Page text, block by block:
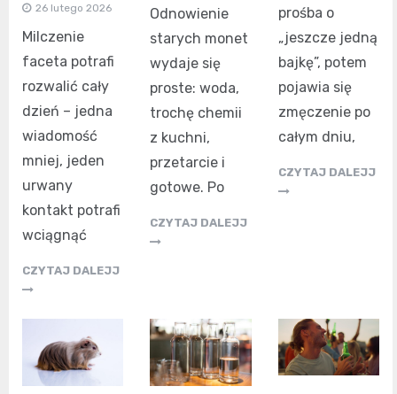
26 lutego 2026
Milczenie
faceta potrafi
rozwalić cały
dzień – jedna
wiadomość
mniej, jeden
urwany
kontakt potrafi
wciągnąć
CZYTAJ DALEJJ
Odnowienie
starych monet
wydaje się
proste: woda,
trochę chemii
z kuchni,
przetarcie i
gotowe. Po
CZYTAJ DALEJJ
prośba o
„jeszcze jedną
bajkę”, potem
pojawia się
zmęczenie po
całym dniu,
CZYTAJ DALEJJ